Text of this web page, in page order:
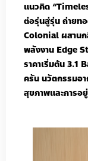
แนวคิด
ต่อรุ่นสู่รุ่นถ่ายท
Colonialผสาน
พลังงาน Edge
ราคาเริ่มต้น3.1
ครันนวัตกรรมอ
สุขภาพและการอ